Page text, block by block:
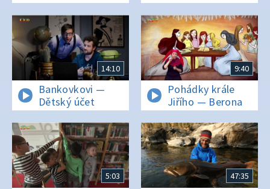
24. dubna 2023
16:10
14:10
Bankovkovi —
Dětský účet
9:40
Pohádky krále
Jiřího — Berona
5:03 47:35